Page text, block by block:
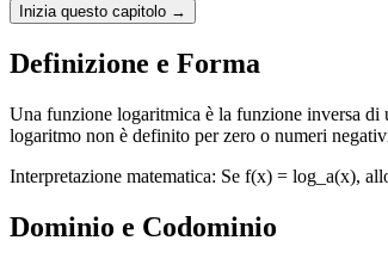
Inizia questo capitolo →
Definizione e Forma
Una funzione logaritmica è la funzione inversa
logaritmo non è definito per zero o numeri
Interpretazione matematica: Se f(x) = log_a(x),
Dominio e Codominio